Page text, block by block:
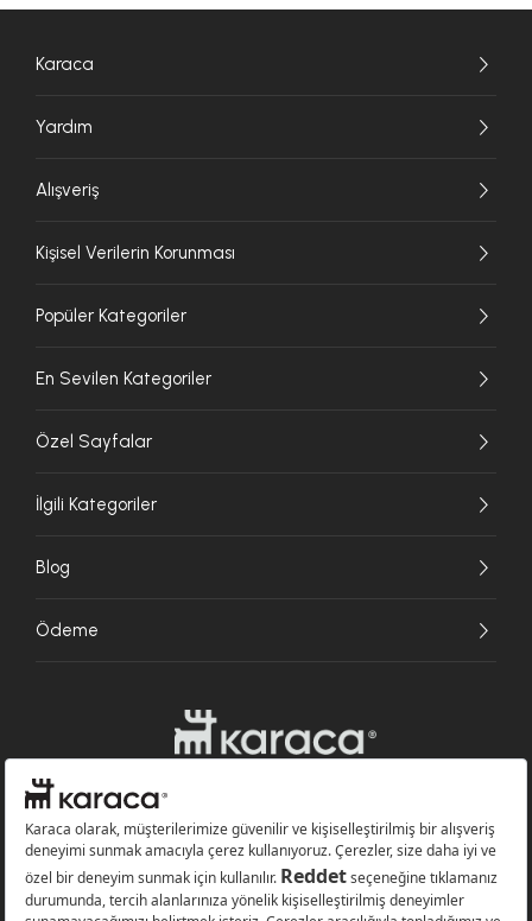
Karaca
Yardım
Alışveriş
Kişisel Verilerin Korunması
Popüler Kategoriler
En Sevilen Kategoriler
Özel Sayfalar
İlgili Kategoriler
Blog
Ödeme
Websitesinde kullanılan bazı görseller yapay zekâ (AI) ile üretilmiştir.